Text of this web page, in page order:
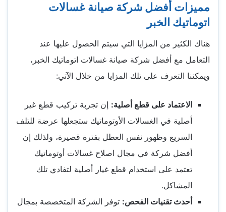
مميزات أفضل شركة صيانة غسالات
اتوماتيك الخبر
هناك الكثير من المزايا التي سيتم الحصول عليها عند
التعامل مع أفضل شركة صيانة غسالات اتوماتيك الخبر ،
ويمكننا التعرف على تلك المزايا من خلال الآتي:
الاعتماد على قطع أصلية: إن تجربة تركيب قطع غير
أصلية في الغسالات الأوتوماتيك ستجعلها عرضة للتلف
السريع وظهور نفس العطل بفترة قصيرة، ولذلك إن
أفضل شركة في مجال اصلاح غسالات أوتوماتيك
تعتمد على استخدام قطع غيار أصلية لتفادي تلك
المشاكل.
أحدث تقنيات الفحص: توفر الشركة المتخصصة بمجال